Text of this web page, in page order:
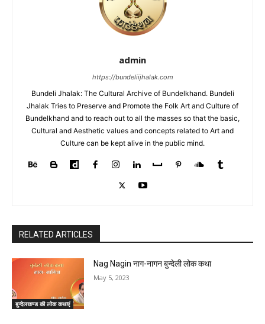
admin
https://bundeliijhalak.com
Bundeli Jhalak: The Cultural Archive of Bundelkhand. Bundeli
Jhalak Tries to Preserve and Promote the Folk Art and Culture of
Bundelkhand and to reach out to all the masses so that the basic,
Cultural and Aesthetic values and concepts related to Art and
Culture can be kept alive in the public mind.
RELATED ARTICLES
बुन्देलखण्ड की लोक कथाएं
Nag Nagin नाग-नागन बुन्देली लोक कथा
May 5, 2023